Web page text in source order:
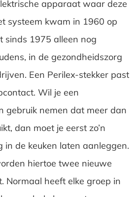
apparaat waar deze
systeem kwam in 1960 op
sinds 1975 alleen nog
in de gezondheidszorg
Een Perilex-stekker past
Wil je een
gebruik nemen dat meer dan
dan moet je eerst zo’n
in de keuken laten aanleggen.
hiertoe twee nieuwe
Normaal heeft elke groep in